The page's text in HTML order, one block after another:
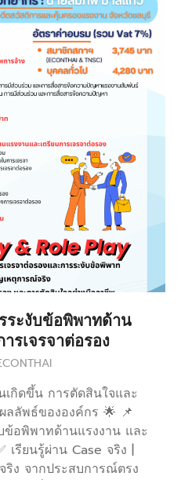
ะงับข้อพิพาทด้าน
รเจรจาต่อรอง
กิดขึ้น การตัดสินใจและ
ลลัพธ์ขององค์กร 🌟 📌
อพิพาทด้านแรงงาน และ
เรียนรู้ผ่าน Case จริง |
ริง จากประสบการณ์ตรง